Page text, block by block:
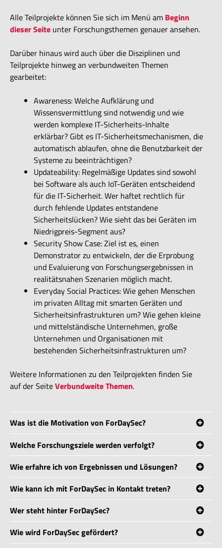
Alle Teilprojekte können Sie sich im Menü am Beginn
dieser Seite unter Forschungsthemen genauer ansehen.
Darüber hinaus wird auch über die Disziplinen und
Teilprojekte hinweg an verbundweiten Themen
gearbeitet:
Awareness: Welche Aufklärung und
Wissensvermittlung sind notwendig und wie
werden komplexe IT-Sicherheits-Inhalte
erklärbar? Gibt es IT-Sicherheitsmechanismen, die
automatisch ablaufen, ohne die Benutzbarkeit der
Systeme zu beeinträchtigen?
Updateability: Regelmäßige Updates sind sowohl
bei Software als auch IoT-Geräten entscheidend
für die IT-Sicherheit. Wer haftet rechtlich für
durch fehlende Updates entstandene
Sicherheitslücken? Wie sieht das bei Geräten im
Niedrigpreis-Segment aus?
Security Show Case: Ziel ist es, einen
Demonstrator zu entwickeln, der die Erprobung
und Evaluierung von Forschungsergebnissen in
realitätsnahen Szenarien möglich macht.
Everyday Social Practices: Wie gehen Menschen
im privaten Alltag mit smarten Geräten und
Sicherheitsinfrastrukturen um? Wie gehen kleine
und mittelständische Unternehmen, große
Unternehmen und Organisationen mit
bestehenden Sicherheitsinfrastrukturen um?
Weitere Informationen zu den Teilprojekten finden Sie
auf der SeiteVerbundweite Themen.
Was ist die Motivation von ForDaySec?
Welche Forschungsziele werden verfolgt?
verbundweiten Themen
Wie erfahre ich von Ergebnissen und Lösungen?
LinkedIn-Kanal
Wie kann ich mit ForDaySec in Kontakt treten?
Geschäftsstelle
fordaysec@uni-passau.de
Wer steht hinter ForDaySec?
20 Wissenschaftler:innen
Wie wird ForDaySec gefördert?